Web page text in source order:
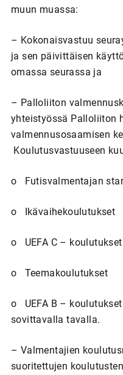
muun muassa:
– Kokonaisvastuu
ja sen päivittäisen
omassa seurassa ja
– Palloliiton
yhteistyössä Palloliiton
valmennusosaamisen
Koulutusvastuuseen
o Futisvalmentajan
o Ikävaihekoulutukset
o UEFA C – koulutukset
o Teemakoulutukset
o UEFA B –
sovittavalla tavalla.
– Valmentajien
suoritettujen